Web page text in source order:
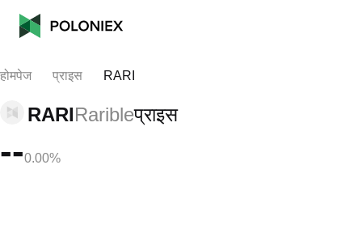
होमपेज प्राइस RARI
RARIRaribleप्राइस
--0.00%